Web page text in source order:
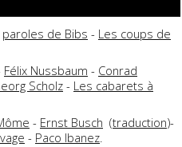
paroles de Bibs - Les coups de
Félix Nussbaum - Conrad
Scholz - Les cabarets à
- Ernst Busch (traduction)-
- Paco Ibanez.